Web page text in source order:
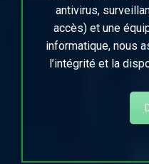
antivirus,
accès) et une
informatique, nous
l’intégrité et la